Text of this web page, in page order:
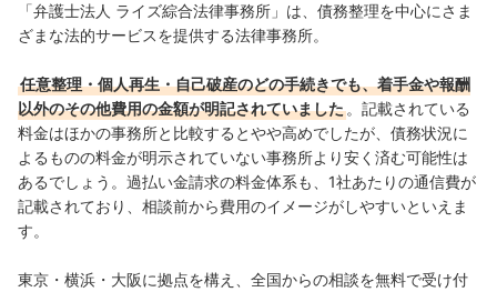
「弁護士法人 ライズ綜合法律事務所」は、債務整理を中心にさま
ざまな法的サービスを提供する法律事務所。
任意整理・個人再生・自己破産のどの手続きでも、着手金や報酬
以外のその他費用の金額が明記されていました。記載されている
料金はほかの事務所と比較するとやや高めでしたが、債務状況に
よるものの料金が明示されていない事務所より安く済む可能性は
あるでしょう。過払い金請求の料金体系も、1社あたりの通信費が
記載されており、相談前から費用のイメージがしやすいといえま
す。
東京・横浜・大阪に拠点を構え、全国からの相談を無料で受け付